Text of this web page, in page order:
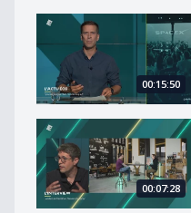
SpaceX : les marchés
00:15:50
Leaders en transition,
00:07:28